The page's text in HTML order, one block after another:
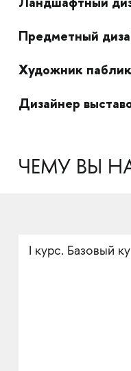
Предметный
Художник
Дизайнер
ЧЕМУ ВЫ
I курс. Базовый